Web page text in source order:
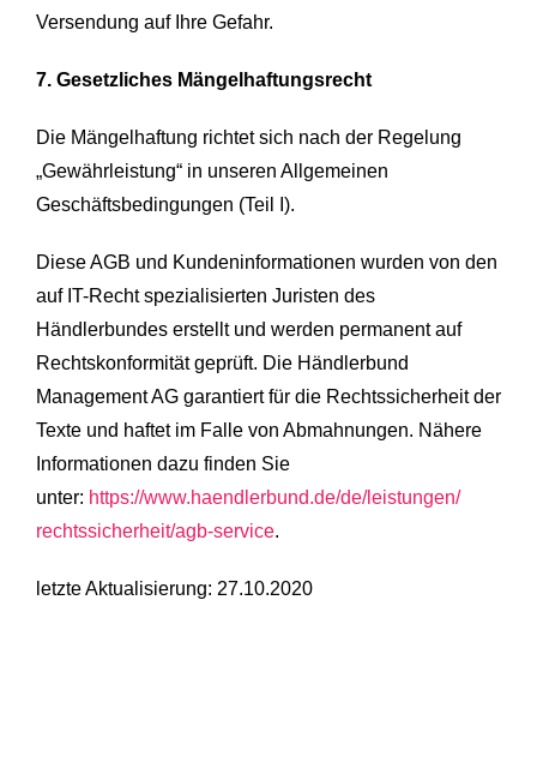
Versendung auf Ihre Gefahr.
7. Gesetzliches Mängelhaftungsrecht
Die Mängelhaftung richtet sich nach der Regelung
„Gewährleistung“ in unseren Allgemeinen
Geschäftsbedingungen (Teil I).
Diese AGB und Kundeninformationen wurden von den
auf IT-Recht spezialisierten Juristen des
Händlerbundes erstellt und werden permanent auf
Rechtskonformität geprüft. Die Händlerbund
Management AG garantiert für die Rechtssicherheit der
Texte und haftet im Falle von Abmahnungen. Nähere
Informationen dazu finden Sie
unter: https://www.haendlerbund.de/de/leistungen/
rechtssicherheit/agb-service.
letzte Aktualisierung: 27.10.2020